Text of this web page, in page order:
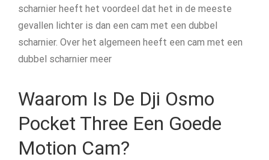
scharnier heeft het voordeel dat het in de meeste
gevallen lichter is dan een cam met een dubbel
scharnier. Over het algemeen heeft een cam met een
dubbel scharnier meer
Waarom Is De Dji Osmo
Pocket Three Een Goede
Motion Cam?